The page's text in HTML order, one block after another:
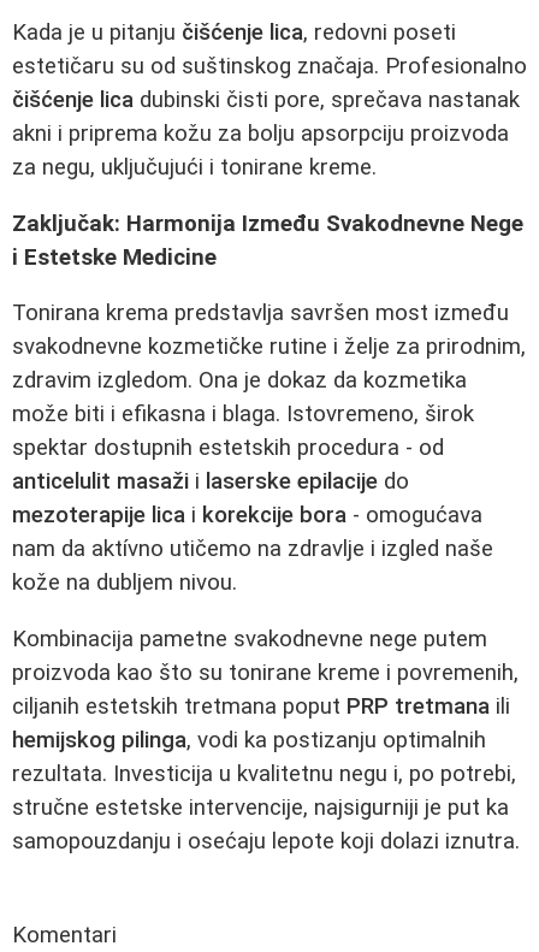
Kada je u pitanju čišćenje lica, redovni poseti
estetičaru su od suštinskog značaja. Profesionalno
čišćenje lica dubinski čisti pore, sprečava nastanak
akni i priprema kožu za bolju apsorpciju proizvoda
za negu, uključujući i tonirane kreme.
Zaključak: Harmonija Između Svakodnevne Nege
i Estetske Medicine
Tonirana krema predstavlja savršen most između
svakodnevne kozmetičke rutine i želje za prirodnim,
zdravim izgledom. Ona je dokaz da kozmetika
može biti i efikasna i blaga. Istovremeno, širok
spektar dostupnih estetskih procedura - od
anticelulit masaži i laserske epilacije do
mezoterapije lica i korekcije bora - omogućava
nam da aktívno utičemo na zdravlje i izgled naše
kože na dubljem nivou.
Kombinacija pametne svakodnevne nege putem
proizvoda kao što su tonirane kreme i povremenih,
ciljanih estetskih tretmana poput PRP tretmana ili
hemijskog pilinga, vodi ka postizanju optimalnih
rezultata. Investicija u kvalitetnu negu i, po potrebi,
stručne estetske intervencije, najsigurniji je put ka
samopouzdanju i osećaju lepote koji dolazi iznutra.
Komentari